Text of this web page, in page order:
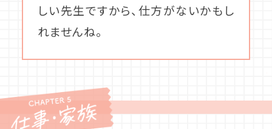
しい先生ですから、仕方がないかもし
れませんね。